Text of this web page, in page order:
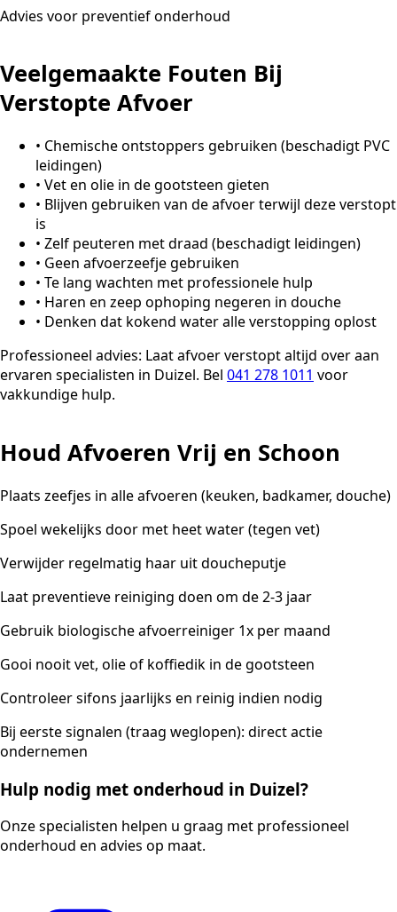
Advies voor preventief onderhoud
Veelgemaakte Fouten Bij
Verstopte Afvoer
• Chemische ontstoppers gebruiken (beschadigt PVC
leidingen)
• Vet en olie in de gootsteen gieten
• Blijven gebruiken van de afvoer terwijl deze verstopt
is
• Zelf peuteren met draad (beschadigt leidingen)
• Geen afvoerzeefje gebruiken
• Te lang wachten met professionele hulp
• Haren en zeep ophoping negeren in douche
• Denken dat kokend water alle verstopping oplost
Professioneel advies: Laat afvoer verstopt altijd over aan
ervaren specialisten in Duizel. Bel 041 278 1011 voor
vakkundige hulp.
Houd Afvoeren Vrij en Schoon
Plaats zeefjes in alle afvoeren (keuken, badkamer, douche)
Spoel wekelijks door met heet water (tegen vet)
Verwijder regelmatig haar uit doucheputje
Laat preventieve reiniging doen om de 2-3 jaar
Gebruik biologische afvoerreiniger 1x per maand
Gooi nooit vet, olie of koffiedik in de gootsteen
Controleer sifons jaarlijks en reinig indien nodig
Bij eerste signalen (traag weglopen): direct actie
ondernemen
Hulp nodig met onderhoud in Duizel?
Onze specialisten helpen u graag met professioneel
onderhoud en advies op maat.